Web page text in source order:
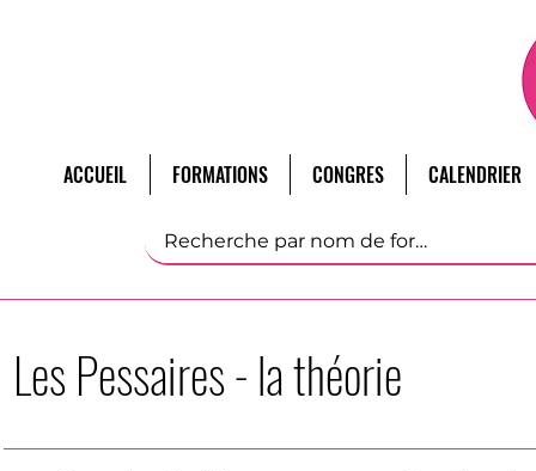
ACCUEIL FORMATIONS CONGRES CALENDRIER
Les Pessaires - la théorie